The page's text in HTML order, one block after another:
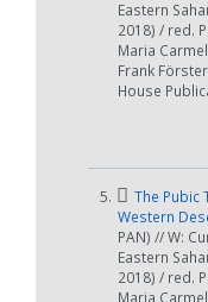
Eastern
2018) / red.
Maria
Frank
House
5.
The Pubic
Western
PAN) // W:
Eastern
2018) / red.
Maria